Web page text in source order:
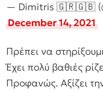
— Dimitris 🇬🇷🇬🇧
December 14, 2021
Πρέπει να
Έχει πολύ βαθιές
Προφανώς. Αξίζει